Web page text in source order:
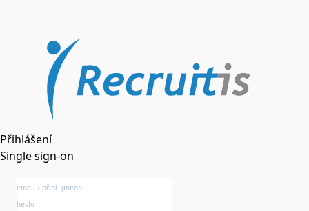
Přihlášení
Single sign-on